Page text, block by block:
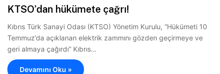
KTSO’dan hükümete çağrı!
Kıbrıs Türk Sanayi Odası (KTSO) Yönetim Kurulu, “Hükümeti 10
Temmuz’da açıklanan elektrik zammını gözden geçirmeye ve
geri almaya çağırdı” Kıbrıs…
Devamını Oku »